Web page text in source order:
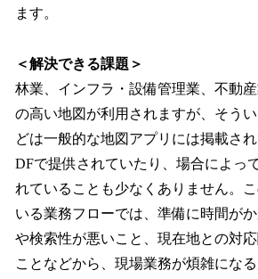
ます。
＜解決できる課題＞
林業、インフラ・設備管理業、不動
の高い地図が利用されますが、そう
どは一般的な地図アプリには掲載さ
DFで提供されていたり、場合によっ
れていることも少なくありません。
いる業務フローでは、準備に時間が
や検索性が悪いこと、現在地との対
ことなどから、現場業務が煩雑にな